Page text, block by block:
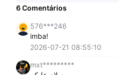
6Comentários
576***246
imba!
2026-07-21 08:55:10
mxt*********